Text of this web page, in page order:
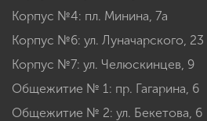
Корпус №4: пл. Минина, 7а
Корпус №6: ул. Луначарского, 23
Корпус №7: ул. Челюскинцев, 9
Общежитие № 1: пр. Гагарина, 6
Общежитие № 2: ул. Бекетова, 6